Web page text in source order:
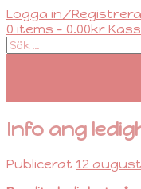
Hoppa
till
innehåll
Logga in/Registrera
0 items - 0.00kr
Info ang
Publicerat 12